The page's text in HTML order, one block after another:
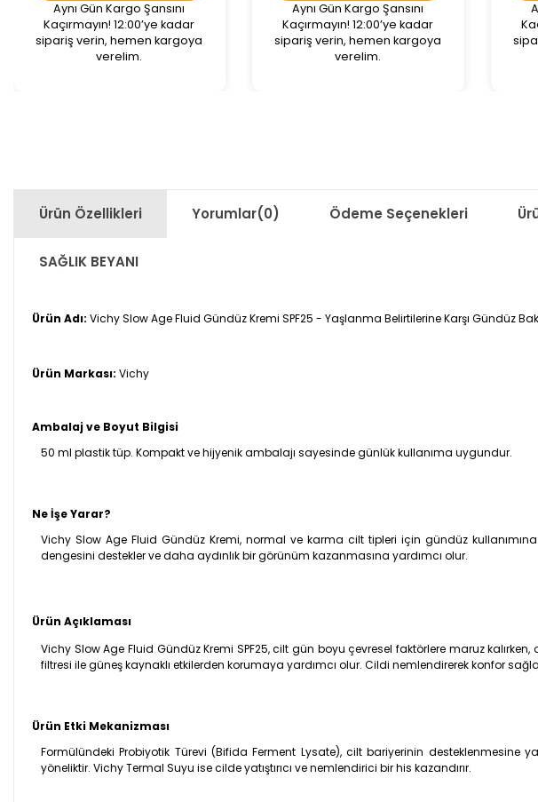
Aynı Gün Kargo Şansını
Kaçırmayın! 12:00’ye kadar
sipariş verin, hemen kargoya
verelim.
Aynı Gün Kargo Şansını
Kaçırmayın! 12:00’ye kadar
sipariş verin, hemen kargoya
verelim.
Ürün Özellikleri Yorumlar(0) Ödeme Seçenekleri
SAĞLIK BEYANI
Ürün Adı: Vichy Slow Age Fluid Gündüz Kremi SPF25 - Yaşlanma Belirtilerine Karşı Gündüz
Ürün Markası: Vichy
Ambalaj ve Boyut Bilgisi
50 ml plastik tüp. Kompakt ve hijyenik ambalajı sayesinde günlük kullanıma uygundur.
Ne İşe Yarar?
Vichy Slow Age Fluid Gündüz Kremi, normal ve karma cilt tipleri için gündüz
dengesini destekler ve daha aydınlık bir görünüm kazanmasına yardımcı olur.
Ürün Açıklaması
Vichy Slow Age Fluid Gündüz Kremi SPF25, cilt gün boyu çevresel faktörlere maruz
filtresi ile güneş kaynaklı etkilerden korumaya yardımcı olur. Cildi nemlendirerek konfor
Ürün Etki Mekanizması
Formülündeki Probiyotik Türevi (Bifida Ferment Lysate), cilt bariyerinin
yöneliktir. Vichy Termal Suyu ise cilde yatıştırıcı ve nemlendirici bir his kazandırır.